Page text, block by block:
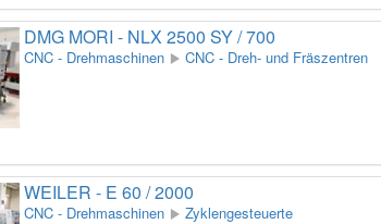
DMG MORI - NLX 2500 SY / 700
CNC - Drehmaschinen CNC - Dreh- und Fräszentren
WEILER - E 60 / 2000
CNC - Drehmaschinen Zyklengesteuerte